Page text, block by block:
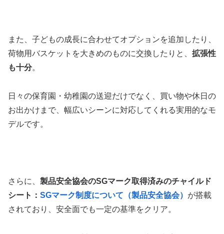
また、子どもの成長に合わせてオプションを追加したり、
荷物用バスケットを大きめのものに交換したりと、 拡張性
も十分。
日々の保育園・幼稚園の送迎だけでなく、買い物や休日の
お出かけまで、幅広いシーンに対応してくれる実用的なモ
デルです。
さらに、 製品安全協会のSGマーク取得済みのチャイルド
シート： SGマーク制度について（製品安全協会） が搭載
されており、安全面でも一定の基準をクリア。